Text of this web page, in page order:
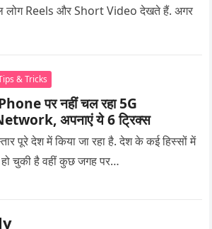
Reels और Short Video देखते हैं. अगर
& Tricks
पर नहीं चल रहा 5G
अपनाएं ये 6 ट्रिक्स
पूरे देश में किया जा रहा है. देश के कई हिस्सों में
चुकी है वहीं कुछ जगह पर…